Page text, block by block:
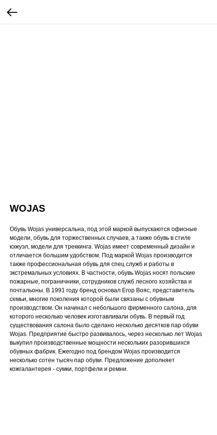
WOJAS
Обувь Wojas универсальна, под этой маркой выпускаются офисные
модели, обувь для торжественных случаев, а также обувь в стиле
кэжуэл, модели для треккинга. Wojas имеет современный дизайн и
отличается большим удобством. Под маркой Wojas производится
также профессиональная обувь для спец служб и работы в
экстремальных условиях. В частности, обувь Wojas носят польские
пожарные, пограничники, сотрудников служб лесного хозяйства и
почтальоны. В 1991 году бренд основал Егор Вояс, представитель
семьи, многие поколения которой были связаны с обувным
производством. Он начинал с небольшого фирменного салона, для
которого несколько человек изготавливали обувь. В первый год
существования салона было сделано несколько десятков пар обуви
Wojas. Предприятие быстро развивалось, через несколько лет Wojas
выкупил производственные мощности нескольких разорившихся
обувных фабрик. Ежегодно под брендом Wojas производится
несколько сотен тысяч пар обуви. Предложение дополняет
кожгалантерея - сумки, портфели и ремни.